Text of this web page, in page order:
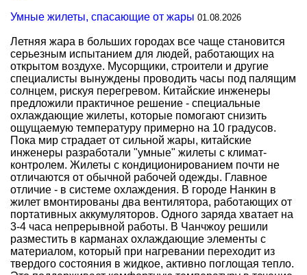
Умные жилеты, спасающие от жары 01.08.2026
Летняя жара в больших городах все чаще становится
серьезным испытанием для людей, работающих на
открытом воздухе. Мусорщики, строители и другие
специалисты вынуждены проводить часы под палящим
солнцем, рискуя перегревом. Китайские инженеры
предложили практичное решение - специальные
охлаждающие жилеты, которые помогают снизить
ощущаемую температуру примерно на 10 градусов.
Пока мир страдает от сильной жары, китайские
инженеры разработали "умные" жилеты с климат-
контролем. Жилеты с кондиционированием почти не
отличаются от обычной рабочей одежды. Главное
отличие - в системе охлаждения. В городе Нанкин в
жилет вмонтированы два вентилятора, работающих от
портативных аккумуляторов. Одного заряда хватает на
3-4 часа непрерывной работы. В Чанчжоу решили
разместить в карманах охлаждающие элементы с
материалом, который при нагревании переходит из
твердого состояния в жидкое, активно поглощая тепло.